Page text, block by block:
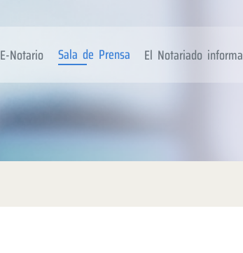
E-Notario Sala de Prensa El Notariado informa